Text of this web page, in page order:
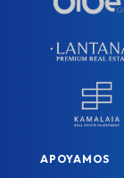
APOYAMOS